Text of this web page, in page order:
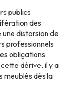
publics
des
une distorsion de
professionnels
obligations
dérive, il y a
meublés dès la